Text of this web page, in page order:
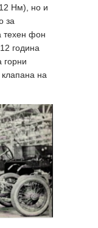
Нм), но и
за
техен фон
година
горни
на